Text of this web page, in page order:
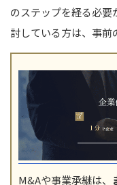
のステップを経る必要
討している方は、事前
M&Aや事業承継は、